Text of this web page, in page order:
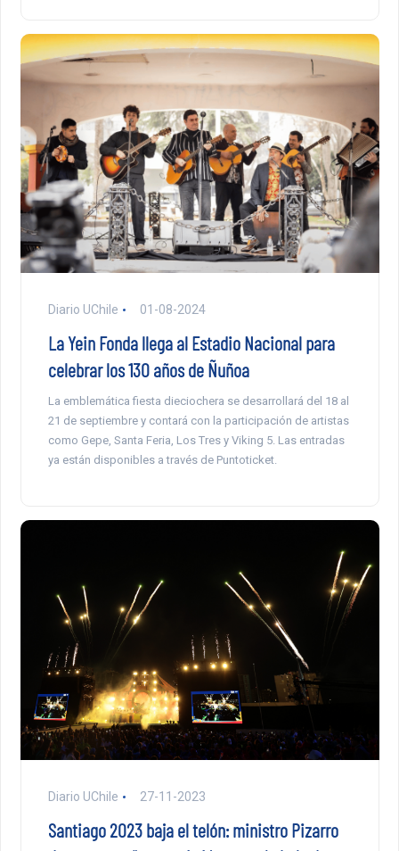
Diario UChile 01-08-2024
La Yein Fonda llega al Estadio Nacional para
celebrar los 130 años de Ñuñoa
La emblemática fiesta dieciochera se desarrollará del 18 al
21 de septiembre y contará con la participación de artistas
como Gepe, Santa Feria, Los Tres y Viking 5. Las entradas
ya están disponibles a través de Puntoticket.
Diario UChile 27-11-2023
Santiago 2023 baja el telón: ministro Pizarro